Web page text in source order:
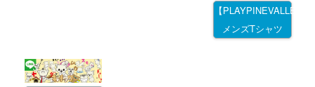
【PLAYPINEVALLEY
メンズTシャツ